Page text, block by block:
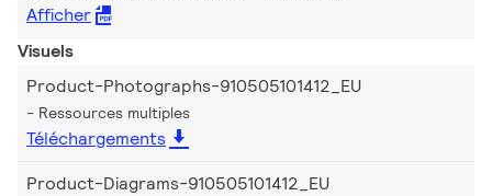
Afficher
Visuels
Product-Photographs-910505101412_EU
Ressources multiples
Téléchargements
Product-Diagrams-910505101412_EU